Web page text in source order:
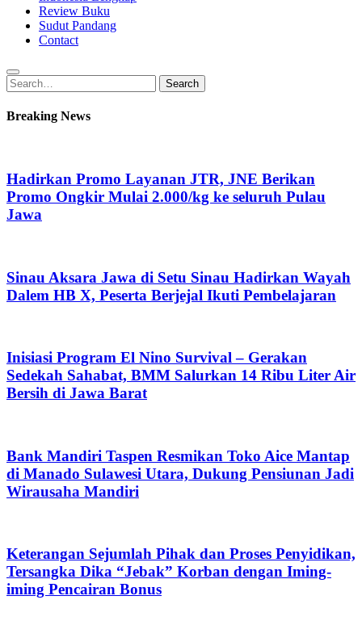
Review Buku
Sudut Pandang
Contact
Search
for:
Search
Breaking News
Hadirkan Promo Layanan JTR, JNE Berikan
Promo Ongkir Mulai 2.000/kg ke seluruh Pulau
Jawa
Sinau Aksara Jawa di Setu Sinau Hadirkan Wayah
Dalem HB X, Peserta Berjejal Ikuti Pembelajaran
Inisiasi Program El Nino Survival – Gerakan
Sedekah Sahabat, BMM Salurkan 14 Ribu Liter Air
Bersih di Jawa Barat
Bank Mandiri Taspen Resmikan Toko Aice Mantap
di Manado Sulawesi Utara, Dukung Pensiunan Jadi
Wirausaha Mandiri
Keterangan Sejumlah Pihak dan Proses Penyidikan,
Tersangka Dika “Jebak” Korban dengan Iming-
iming Pencairan Bonus